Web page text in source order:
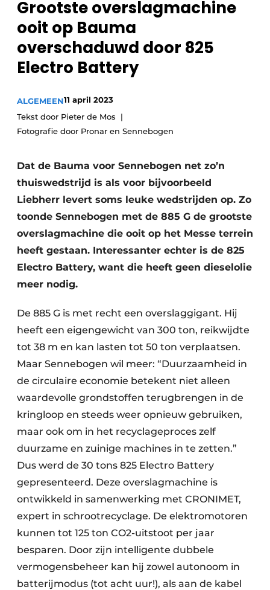
Privacy / Cookie statement
Vacature aanmelden
Vacatures
Video’s
Grootste overslagmachine
ooit op Bauma
overschaduwd door 825
Electro Battery
ALGEMEEN11 april 2023
Tekst door Pieter de Mos
Fotografie door Pronar en Sennebogen
Dat de Bauma voor Sennebogen net zo’n
thuiswedstrijd is als voor bijvoorbeeld
Liebherr levert soms leuke wedstrijden op. Zo
toonde Sennebogen met de 885 G de grootste
overslagmachine die ooit op het Messe terrein
heeft gestaan. Interessanter echter is de 825
Electro Battery, want die heeft geen dieselolie
meer nodig.
De 885 G is met recht een overslaggigant. Hij
heeft een eigengewicht van 300 ton, reikwijdte
tot 38 m en kan lasten tot 50 ton verplaatsen.
Maar Sennebogen wil meer: “Duurzaamheid in
de circulaire economie betekent niet alleen
waardevolle grondstoffen terugbrengen in de
kringloop en steeds weer opnieuw gebruiken,
maar ook om in het recyclageproces zelf
duurzame en zuinige machines in te zetten.”
Dus werd de 30 tons 825 Electro Battery
gepresenteerd. Deze overslagmachine is
ontwikkeld in samenwerking met CRONIMET,
expert in schrootrecyclage. De elektromotoren
kunnen tot 125 ton CO2-uitstoot per jaar
besparen. Door zijn intelligente dubbele
vermogensbeheer kan hij zowel autonoom in
batterijmodus (tot acht uur!), als aan de kabel